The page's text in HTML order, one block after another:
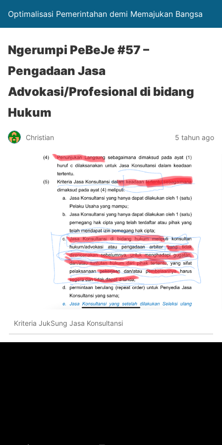
Optimalisasi Pemerintahan demi Memajukan Bangsa
Ngerumpi PeBeJe #57 –
Pengadaan Jasa
Advokasi/Profesional di bidang
Hukum
Christian 5 tahun ago
Kriteria JukSung Jasa Konsultansi